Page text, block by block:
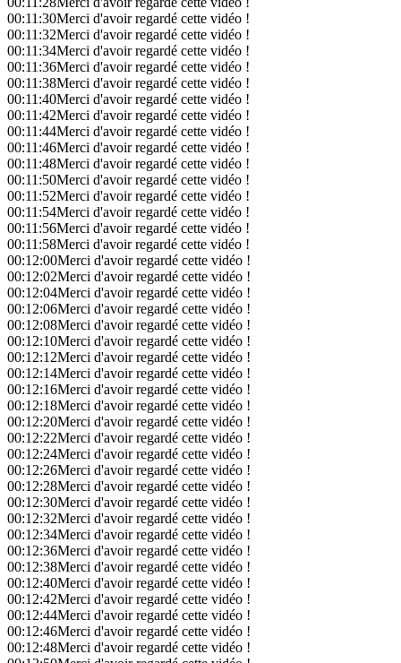
00:11:30Merci d'avoir regardé cette vidéo !
00:11:32Merci d'avoir regardé cette vidéo !
00:11:34Merci d'avoir regardé cette vidéo !
00:11:36Merci d'avoir regardé cette vidéo !
00:11:38Merci d'avoir regardé cette vidéo !
00:11:40Merci d'avoir regardé cette vidéo !
00:11:42Merci d'avoir regardé cette vidéo !
00:11:44Merci d'avoir regardé cette vidéo !
00:11:46Merci d'avoir regardé cette vidéo !
00:11:48Merci d'avoir regardé cette vidéo !
00:11:50Merci d'avoir regardé cette vidéo !
00:11:52Merci d'avoir regardé cette vidéo !
00:11:54Merci d'avoir regardé cette vidéo !
00:11:56Merci d'avoir regardé cette vidéo !
00:11:58Merci d'avoir regardé cette vidéo !
00:12:00Merci d'avoir regardé cette vidéo !
00:12:02Merci d'avoir regardé cette vidéo !
00:12:04Merci d'avoir regardé cette vidéo !
00:12:06Merci d'avoir regardé cette vidéo !
00:12:08Merci d'avoir regardé cette vidéo !
00:12:10Merci d'avoir regardé cette vidéo !
00:12:12Merci d'avoir regardé cette vidéo !
00:12:14Merci d'avoir regardé cette vidéo !
00:12:16Merci d'avoir regardé cette vidéo !
00:12:18Merci d'avoir regardé cette vidéo !
00:12:20Merci d'avoir regardé cette vidéo !
00:12:22Merci d'avoir regardé cette vidéo !
00:12:24Merci d'avoir regardé cette vidéo !
00:12:26Merci d'avoir regardé cette vidéo !
00:12:28Merci d'avoir regardé cette vidéo !
00:12:30Merci d'avoir regardé cette vidéo !
00:12:32Merci d'avoir regardé cette vidéo !
00:12:34Merci d'avoir regardé cette vidéo !
00:12:36Merci d'avoir regardé cette vidéo !
00:12:38Merci d'avoir regardé cette vidéo !
00:12:40Merci d'avoir regardé cette vidéo !
00:12:42Merci d'avoir regardé cette vidéo !
00:12:44Merci d'avoir regardé cette vidéo !
00:12:46Merci d'avoir regardé cette vidéo !
00:12:48Merci d'avoir regardé cette vidéo !